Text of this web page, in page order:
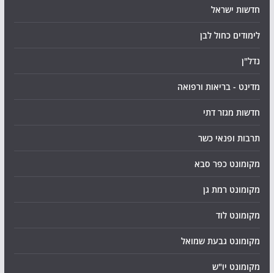
חדשות ישראל
לימודים כחול לבן
נדל"ן
מדינט - בריאות ורפואה
חדשות מגזר דתי
תרבות ופנאי כשר
מקומונט כפר סבא
מקומונט רמת גן
מקומונט לוד
מקומונט גבעת שמואל
מקומונט יו"ש